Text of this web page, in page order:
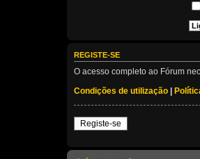
REGISTE-SE
O acesso completo ao Fórum
Condições de utilização |
Registe-se